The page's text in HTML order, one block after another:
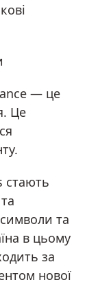
— це
Це
стають
символи та
в цьому
за
нової